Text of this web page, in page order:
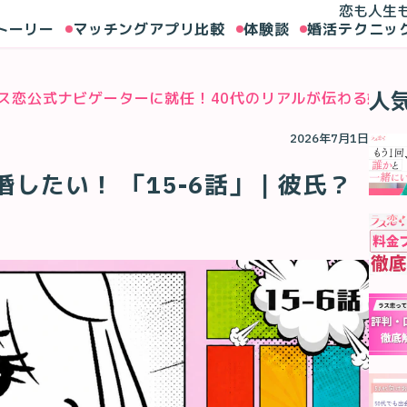
恋も人生
ーリー
マッチングアプリ比較 体験談 婚活テクニッ
恋公式ナビゲーターに就任！40代のリアルが伝わる婚活
2026年7月1日
したい！ 「15-6話」｜彼氏？
人